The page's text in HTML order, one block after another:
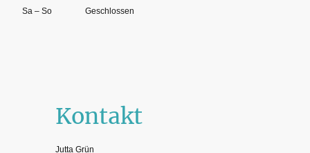
Sa – So Geschlossen
Kontakt
Jutta Grün